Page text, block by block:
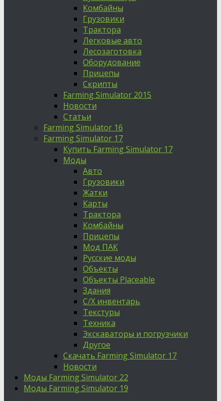
Комбайны
Грузовики
Трактора
Легковые авто
Лесозаготовка
Оборудование
Прицепы
Скрипты
Farming Simulator 2015
Новости
Статьи
Farming Simulator 16
Farming Simulator 17
Купить Farming Simulator 17
Моды
Авто
Грузовики
Жатки
Карты
Трактора
Комбайны
Прицепы
Мод ПАК
Русские моды
Объекты
Объекты Placeable
Здания
С/Х инвентарь
Текстуры
Техника
Экскаваторы и погрузчики
Другое
Скачать Farming Simulator 17
Новости
Моды Farming Simulator 22
Моды Farming Simulator 19